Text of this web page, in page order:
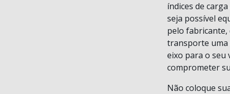
índices de
seja possível
pelo
transporte uma
eixo para o seu
comprometer
Não coloque